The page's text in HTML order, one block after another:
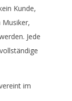
Kunde,
Musiker,
Jede
im